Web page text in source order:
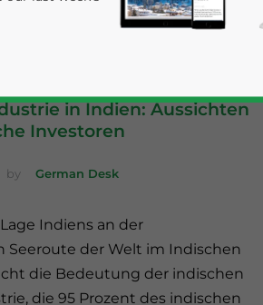
in Indien: Aussichten
Investoren
by German Desk
Indiens an der
Seeroute der Welt im Indischen
die Bedeutung der indischen
die 95 Prozent des indischen